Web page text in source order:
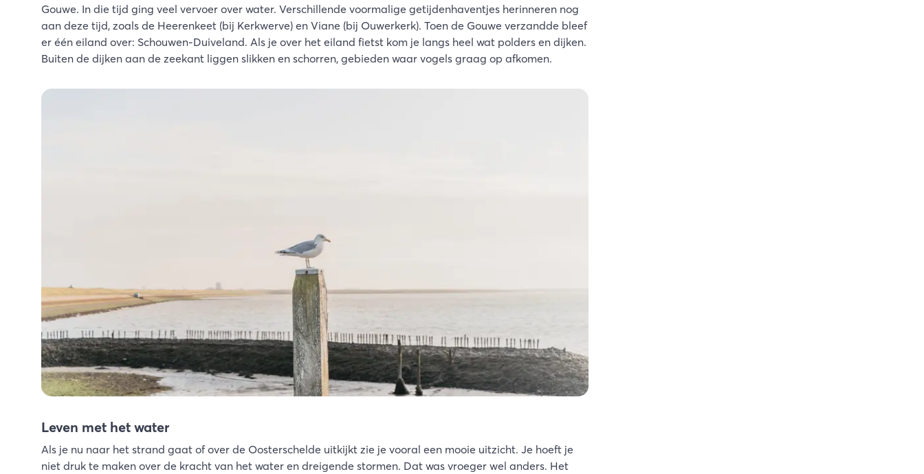
Gouwe. In die tijd ging veel vervoer over water. Verschillende voormalige getijdenhaventjes herinneren nog
aan deze tijd, zoals de Heerenkeet (bij Kerkwerve) en Viane (bij Ouwerkerk). Toen de Gouwe verzandde bleef
er één eiland over: Schouwen-Duiveland. Als je over het eiland fietst kom je langs heel wat polders en dijken.
Buiten de dijken aan de zeekant liggen slikken en schorren, gebieden waar vogels graag op afkomen.
Leven met het water
Als je nu naar het strand gaat of over de Oosterschelde uitkijkt zie je vooral een mooie uitzicht. Je hoeft je
niet druk te maken over de kracht van het water en dreigende stormen. Dat was vroeger wel anders. Het